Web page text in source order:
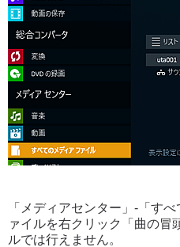
「メディアセンター」-「す
ァイルを右クリック「曲の
ルでは行えません。